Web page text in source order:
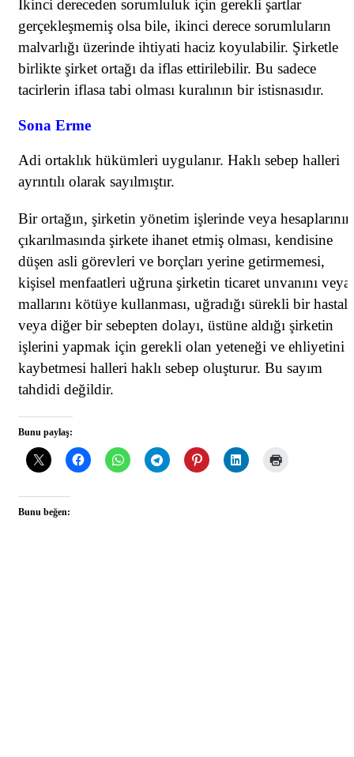
İkinci dereceden sorumluluk için gerekli şartlar
gerçekleşmemiş olsa bile, ikinci derece sorumluların
malvarlığı üzerinde ihtiyati haciz koyulabilir. Şirketle
birlikte şirket ortağı da iflas ettirilebilir. Bu sadece
tacirlerin iflasa tabi olması kuralının bir istisnasıdır.
Sona Erme
Adi ortaklık hükümleri uygulanır. Haklı sebep halleri
ayrıntılı olarak sayılmıştır.
Bir ortağın, şirketin yönetim işlerinde veya hesaplarının
çıkarılmasında şirkete ihanet etmiş olması, kendisine
düşen asli görevleri ve borçları yerine getirmemesi,
kişisel menfaatleri uğruna şirketin ticaret unvanını veya
mallarını kötüye kullanması, uğradığı sürekli bir
veya diğer bir sebepten dolayı, üstüne aldığı şirketin
işlerini yapmak için gerekli olan yeteneği ve ehliyetini
kaybetmesi halleri haklı sebep oluşturur. Bu sayım
tahdidi değildir.
Bunu paylaş:
Bunu beğen: